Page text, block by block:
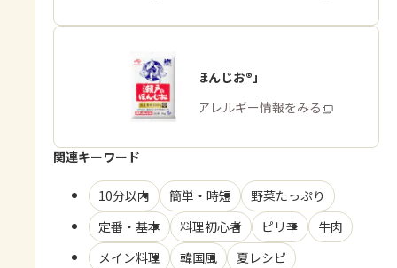
「瀬戸のほんじお®」
商品・アレルギー情報をみる
関連キーワード
10分以内 簡単・時短
野菜たっぷり
定番・基本
料理初心者 ピリ辛
牛肉
メイン料理
韓国風
夏レシピ